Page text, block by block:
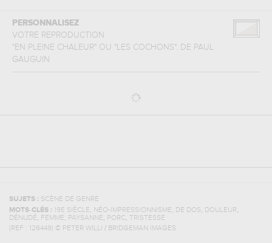
PERSONNALISEZ
VOTRE REPRODUCTION
"EN PLEINE CHALEUR" OU "LES COCHONS". DE PAUL
GAUGUIN
SUJETS : SCÈNE DE GENRE
MOTS-CLÉS :
19E SIÈCLE, NÉO-IMPRESSIONNISME, DE DOS, DOULEUR,
DÉNUDÉ, FEMME, PAYSANNE, PORC , TRISTESSE
(REF :
126449) © PETER WILLI / BRIDGEMAN IMAGES